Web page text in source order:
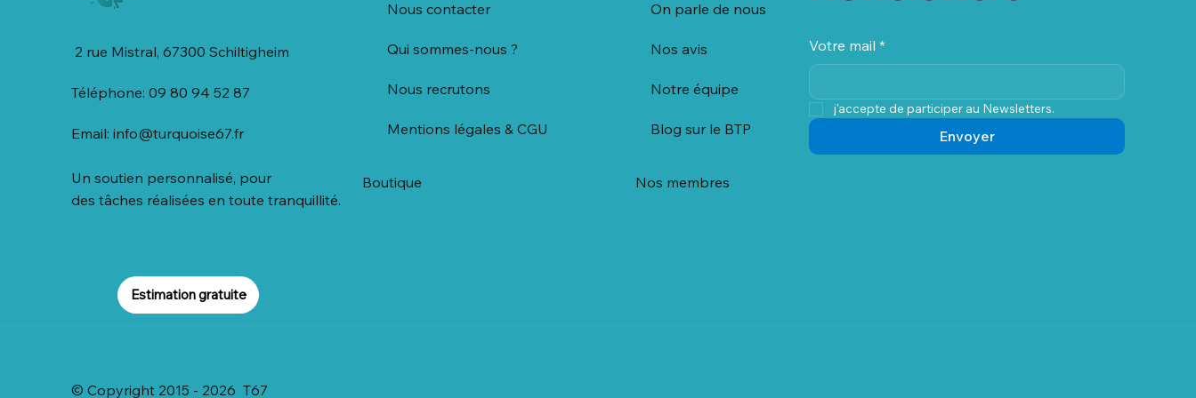
2 rue Mistral, 67300 Schiltigheim
Téléphone: 09 80 94 52 87
Email: info@turquoise67.fr
Un soutien personnalisé, pour
des tâches réalisées en toute tranquillité.
Estimation gratuite
On parle de nous
Nos avis
Notre équipe
Blog sur le BTP
Nous contacter
Qui sommes-nous ?
Nous recrutons
Mentions légales & CGU
Boutique Nos membres
Votre mail *
j'accepte de participer au Newsletters.
Envoyer
© Copyright 2015 - 2026 T67